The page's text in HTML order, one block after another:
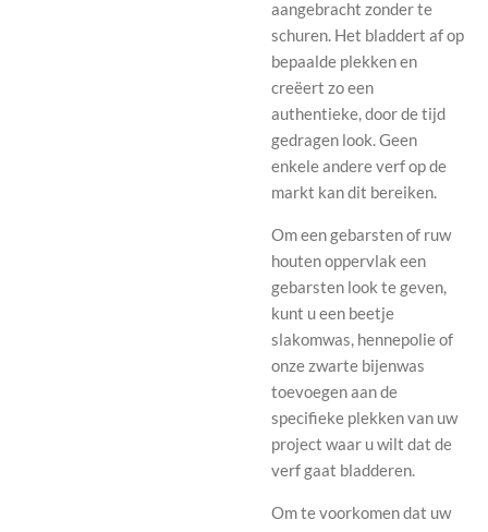
aangebracht zonder te
schuren. Het bladdert af op
bepaalde plekken en
creëert zo een
authentieke, door de tijd
gedragen look. Geen
enkele andere verf op de
markt kan dit bereiken.
Om een ​​gebarsten of ruw
houten oppervlak een
gebarsten look te geven,
kunt u een beetje
slakomwas, hennepolie of
onze zwarte bijenwas
toevoegen aan de
specifieke plekken van uw
project waar u wilt dat de
verf gaat bladderen.
Om te voorkomen dat uw